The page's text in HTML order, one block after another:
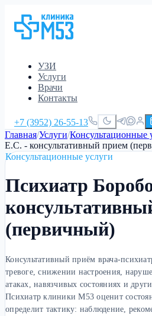
УЗИ
Услуги
Врачи
Контакты
+7 (3952) 26-55-13
Главная/Услуги/Консультационные
Е.С. - консультативный прием
Консультационные услуги
Психиатр
(первичный)
Консультативный приём врача-
тревоге, снижении настроения,
атаках, навязчивых состояниях и
Психиатр клиники М53 оценит
определит тактику: наблюдение,